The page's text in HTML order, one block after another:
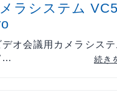
ラシステム
オ会議用カメラシステ
続き